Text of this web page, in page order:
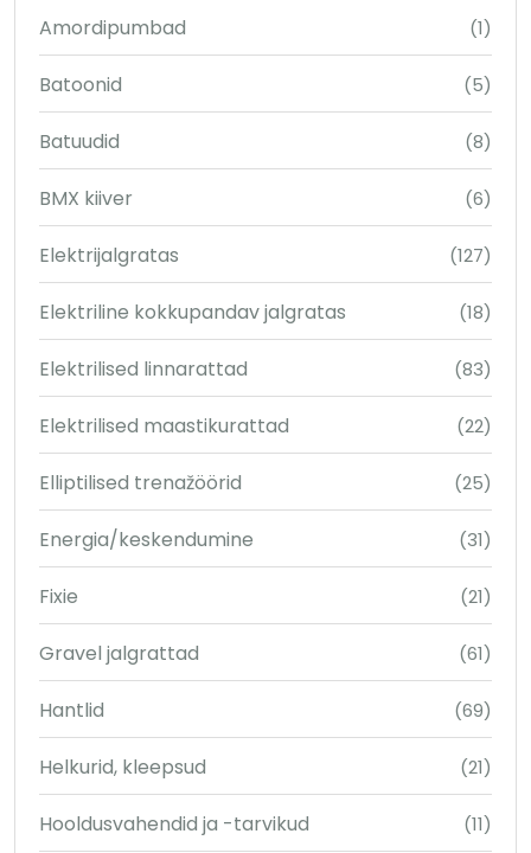
Amordipumbad (1)
Batoonid (5)
Batuudid (8)
BMX kiiver (6)
Elektrijalgratas (127)
Elektriline kokkupandav jalgratas (18)
Elektrilised linnarattad (83)
Elektrilised maastikurattad (22)
Elliptilised trenažöörid (25)
Energia/keskendumine (31)
Fixie (21)
Gravel jalgrattad (61)
Hantlid (69)
Helkurid, kleepsud (21)
Hooldusvahendid ja -tarvikud (11)